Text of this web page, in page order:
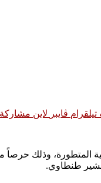
تيلقرام ڤايبر لاين مشاركة
المتطورة، وذلك
طنطاوي.